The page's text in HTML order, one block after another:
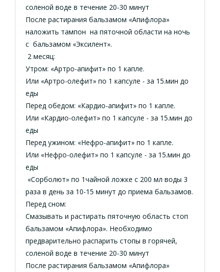
соленой воде в течение 20-30 минут
После растирания бальзамом «Апифлора»
наложить тампон на пяточной области на ночь
с бальзамом «Эксилент».
2 месяц:
Утром: «Артро-апифит» по 1 капле.
Или «Артро-олефит» по 1 капсуле - за 15.мин до
еды
Перед обедом: «Кардио-апифит» по 1 капле.
Или «Кардио-олефит» по 1 капсуле - за 15.мин до
еды
Перед ужином: «Нефро-апифит» по 1 капле.
Или «Нефро-олефит» по 1 капсуле - за 15.мин до
еды
«Сорболют» по 1чайной ложке с 200 мл воды 3
раза в день за 10-15 минут до приема бальзамов.
Перед сном:
Смазывать и растирать пяточную область стоп
бальзамом «Апифлора». Необходимо
предварительно распарить стопы в горячей,
соленой воде в течение 20-30 минут
После растирания бальзамом «Апифлора»